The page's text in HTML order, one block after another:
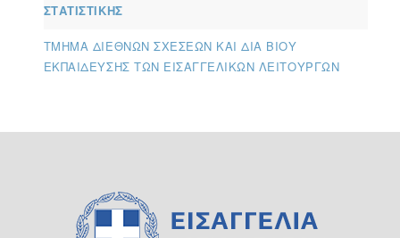
ΣΤΑΤΙΣΤΙΚΉΣ
ΤΜΉΜΑ ΔΙΕΘΝΏΝ ΣΧΈΣΕΩΝ ΚΑΙ ΔΙΑ ΒΊΟΥ
ΕΚΠΑΊΔΕΥΣΗΣ ΤΩΝ ΕΙΣΑΓΓΕΛΙΚΏΝ ΛΕΙΤΟΥΡΓΏΝ